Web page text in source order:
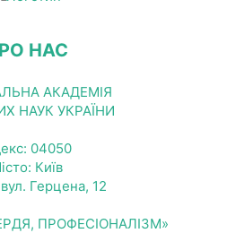
НАС
АКАДЕМІЯ
НАУК УКРАЇНИ
04050
Київ
Герцена, 12
ПРОФЕСІОНАЛІЗМ»